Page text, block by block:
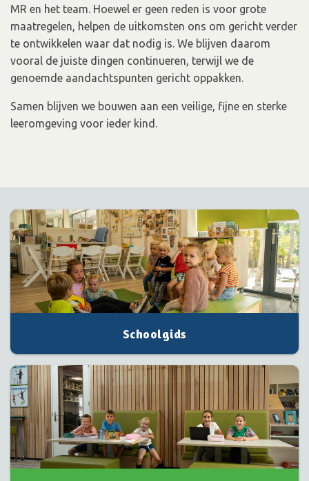
MR en het team. Hoewel er geen reden is voor grote
maatregelen, helpen de uitkomsten ons om gericht verder
te ontwikkelen waar dat nodig is. We blijven daarom
vooral de juiste dingen continueren, terwijl we de
genoemde aandachtspunten gericht oppakken.
Samen blijven we bouwen aan een veilige, fijne en sterke
leeromgeving voor ieder kind.
Schoolgids